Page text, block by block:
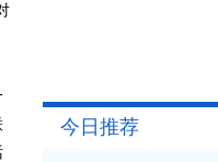
今日推荐